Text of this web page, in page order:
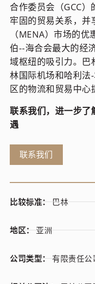
合作委员会（GCC
牢固的贸易关系，并
（MENA）市场的
伯--海合会最大的经
域枢纽的吸引力。巴
林国际机场和哈利法
区的物流和贸易中心
联系我们，进一步了
遇
联系我们
比较标准：巴林
地区：亚洲
公司类型：有限责任公